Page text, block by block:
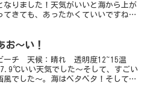
なりました！天気がいいと海から上が
てきても、あったかくていいですね♪
かわいいですね♪ビーチポイントでの
お～い！
ーチ 天候：晴れ 透明度12~15温
いい天気でした～そして、すごい
風でした～。海はベタベタ！そして、